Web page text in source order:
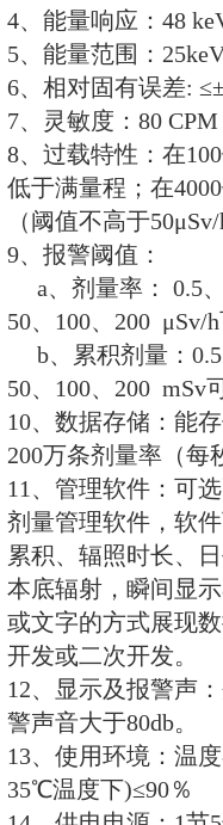
可选配
一、功能特点
1、监测 X、
2、仪器灵敏
3、中、英文
4、剂量率和
5、可存储10
6、可续航
无线收、发数
7、具有累积
池欠压等报警
8、声/光/震
9、可选配强